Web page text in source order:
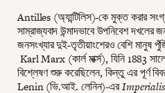
Antilles (অ্যান্টিলিস)-কে মুক্ত করার
সাম্রাজ্যবাদ উন্মাদভাবে উপনিবেশ
জনসংখ্যার দুই-তৃতীয়াংশেরও বেশি মানুষ
Karl Marx (কার্ল মার্ক্স), যিনি 1883
বিশ্লেষণ শুরু করেছিলেন, কিন্তু এর পূর্ণ
Lenin (ভি.আই. লেনিন)-এর